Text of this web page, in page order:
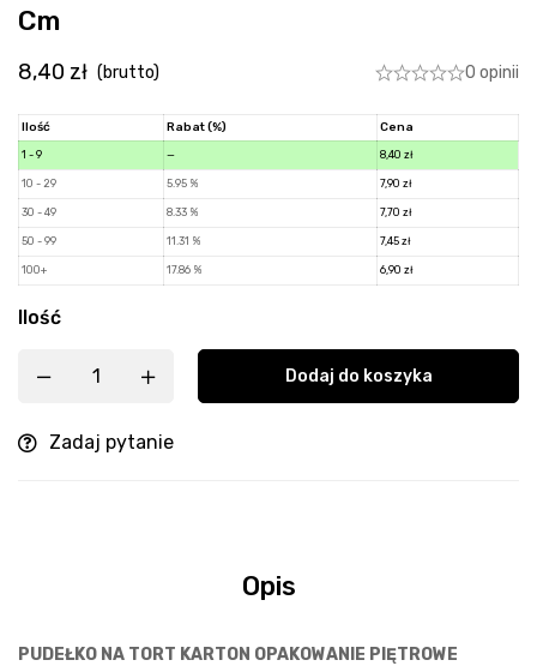
Cm
8,40 zł (brutto) 0 opinii
Ilość Rabat (%) Cena
1 - 9 — 8,40 zł
10 - 29 5.95 % 7,90 zł
30 - 49 8.33 % 7,70 zł
50 - 99 11.31 % 7,45 zł
100+ 17.86 % 6,90 zł
Ilość
Dodaj do koszyka
Zadaj pytanie
Opis
PUDEŁKO NA TORT KARTON OPAKOWANIE PIĘTROWE